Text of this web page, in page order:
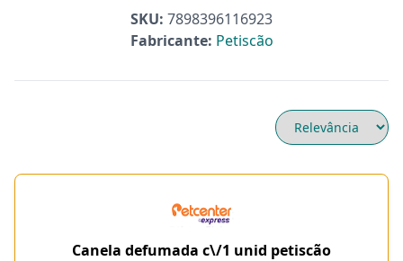
SKU: 7898396116923
Fabricante: Petiscão
Canela defumada c\/1 unid petiscão